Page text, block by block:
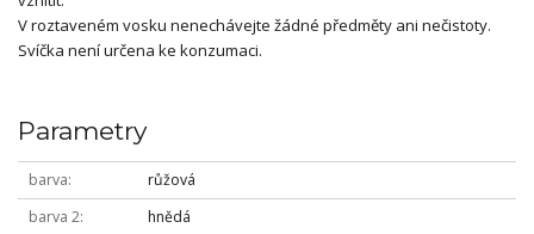
V roztaveném vosku nenechávejte žádné předměty ani nečistoty.
Svíčka není určena ke konzumaci.
Parametry
barva
růžová
barva 2
hnědá